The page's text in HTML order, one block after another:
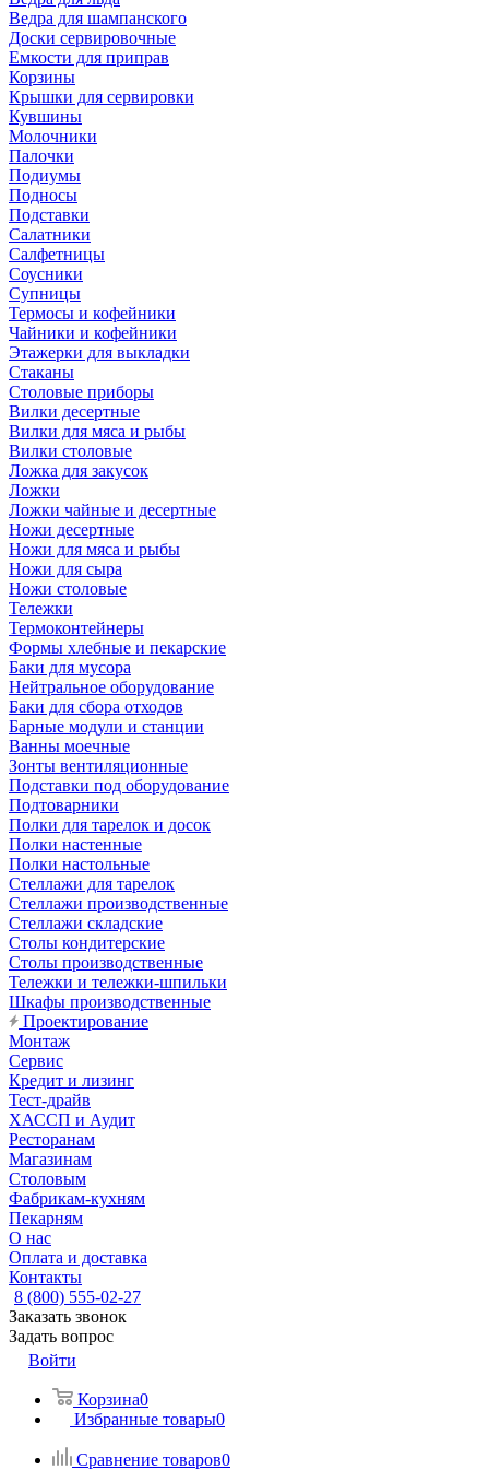
Ведра для шампанского
Доски сервировочные
Емкости для приправ
Корзины
Крышки для сервировки
Кувшины
Молочники
Палочки
Подиумы
Подносы
Подставки
Салатники
Салфетницы
Соусники
Супницы
Термосы и кофейники
Чайники и кофейники
Этажерки для выкладки
Стаканы
Столовые приборы
Вилки десертные
Вилки для мяса и рыбы
Вилки столовые
Ложка для закусок
Ложки
Ложки чайные и десертные
Ножи десертные
Ножи для мяса и рыбы
Ножи для сыра
Ножи столовые
Тележки
Термоконтейнеры
Формы хлебные и пекарские
Баки для мусора
Нейтральное оборудование
Баки для сбора отходов
Барные модули и станции
Ванны моечные
Зонты вентиляционные
Подставки под оборудование
Подтоварники
Полки для тарелок и досок
Полки настенные
Полки настольные
Стеллажи для тарелок
Стеллажи производственные
Стеллажи складские
Столы кондитерские
Столы производственные
Тележки и тележки-шпильки
Шкафы производственные
Проектирование
Монтаж
Сервис
Кредит и лизинг
Тест-драйв
ХАССП и Аудит
Ресторанам
Магазинам
Столовым
Фабрикам-кухням
Пекарням
О нас
Оплата и доставка
Контакты
8 (800) 555-02-27
Заказать звонок
Задать вопрос
Войти
Корзина0
Избранные товары0
Сравнение товаров0